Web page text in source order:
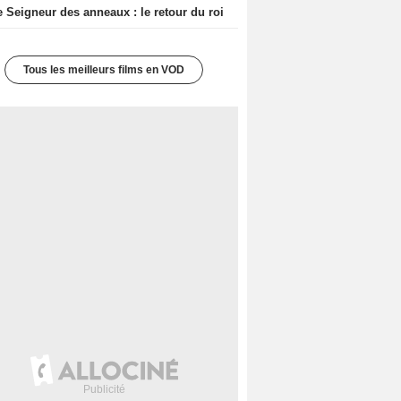
Seigneur des anneaux : le retour du roi
Tous les meilleurs films en VOD